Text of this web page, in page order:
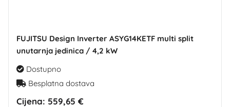
FUJITSU Design Inverter ASYG14KETF multi split
unutarnja jedinica / 4,2 kW
Dostupno
Besplatna dostava
Cijena: 559,65 €